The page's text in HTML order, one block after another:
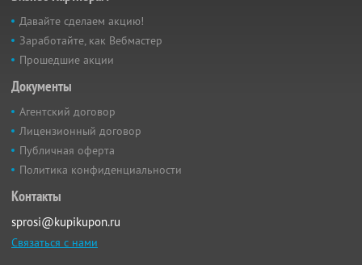
Давайте сделаем акцию!
Заработайте, как Вебмастер
Прошедшие акции
Документы
Агентский договор
Лицензионный договор
Публичная оферта
Политика конфиденциальности
Контакты
sprosi@kupikupon.ru
Связаться с нами